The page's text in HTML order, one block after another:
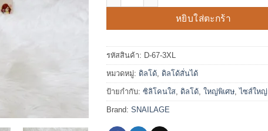
หยิบใส่ตะกร้า
รหัสสินค้า: D-67-3XL
หมวดหมู่: ดิลโด้, ดิลโด้สั่นได้
ป้ายกำกับ: ซิลิโคนใส, ดิลโด้, ใหญ่พิเศษ,ไซส์ใหญ่
Brand: SNAILAGE